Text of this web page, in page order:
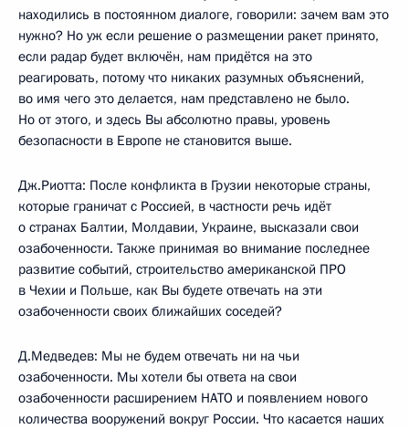
находились в постоянном диалоге, говорили: зачем вам это
нужно? Но уж если решение о размещении ракет принято,
если радар будет включён, нам придётся на это
реагировать, потому что никаких разумных объяснений,
во имя чего это делается, нам представлено не было.
Но от этого, и здесь Вы абсолютно правы, уровень
безопасности в Европе не становится выше.
Дж.Риотта: После конфликта в Грузии некоторые страны,
которые граничат с Россией, в частности речь идёт
о странах Балтии, Молдавии, Украине, высказали свои
озабоченности. Также принимая во внимание последнее
развитие событий, строительство американской ПРО
в Чехии и Польше, как Вы будете отвечать на эти
озабоченности своих ближайших соседей?
Д.Медведев: Мы не будем отвечать ни на чьи
озабоченности. Мы хотели бы ответа на свои
озабоченности расширением НАТО и появлением нового
количества вооружений вокруг России. Что касается наших